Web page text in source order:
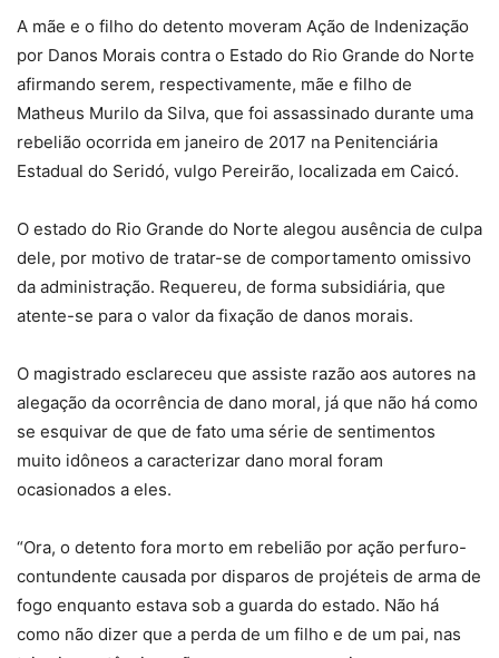
A mãe e o filho do detento moveram Ação de Indenização
por Danos Morais contra o Estado do Rio Grande do Norte
afirmando serem, respectivamente, mãe e filho de
Matheus Murilo da Silva, que foi assassinado durante uma
rebelião ocorrida em janeiro de 2017 na Penitenciária
Estadual do Seridó, vulgo Pereirão, localizada em Caicó.
O estado do Rio Grande do Norte alegou ausência de culpa
dele, por motivo de tratar-se de comportamento omissivo
da administração. Requereu, de forma subsidiária, que
atente-se para o valor da fixação de danos morais.
O magistrado esclareceu que assiste razão aos autores na
alegação da ocorrência de dano moral, já que não há como
se esquivar de que de fato uma série de sentimentos
muito idôneos a caracterizar dano moral foram
ocasionados a eles.
“Ora, o detento fora morto em rebelião por ação perfuro-
contundente causada por disparos de projéteis de arma de
fogo enquanto estava sob a guarda do estado. Não há
como não dizer que a perda de um filho e de um pai, nas